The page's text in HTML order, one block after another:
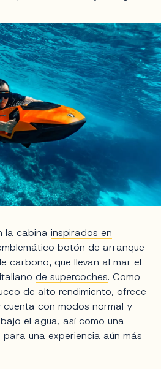
la cabina inspirados en
botón de arranque
carbono, que llevan al mar el
de supercoches. Como
de alto rendimiento, ofrece
cuenta con modos normal y
el agua, así como una
una experiencia aún más